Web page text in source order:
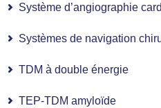
Système d’angiographie cardiaque
Systèmes de navigation
TDM à double énergie
TEP-TDM amyloïde